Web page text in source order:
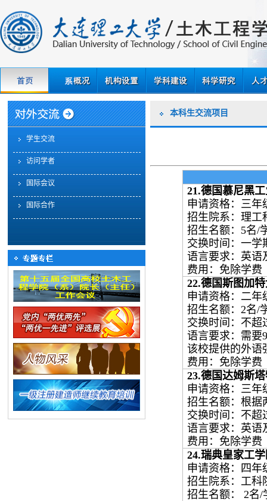
学生交流
访问学者
国际会议
国际合作
本科生交流项目
21.德国慕尼黑
申请资格：三年
招生院系：理工
招生名额： 5名/
交换时间：一学
语言要求：英语
费用：免除学费
22.德国斯图加
申请资格：二年
招生名额： 2名/
交换时间： 不超
语言要求：需要
该校提供的外语
费用：免除学费
23.德国达姆斯
申请资格：三年
招生名额：根据
交换时间：不超
语言要求：英语
费用：免除学费
24.瑞典皇家工
申请资格：四年
招生院系：工科
招生名额：
2名/